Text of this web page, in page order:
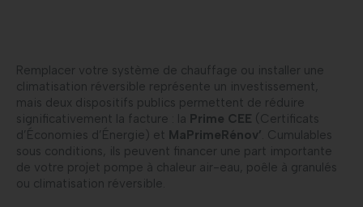
Remplacer votre système de chauffage ou installer une
climatisation réversible représente un investissement,
mais deux dispositifs publics permettent de réduire
significativement la facture : la Prime CEE (Certificats
d’Économies d’Énergie) et MaPrimeRénov’ . Cumulables
sous conditions, ils peuvent financer une part importante
de votre projet pompe à chaleur air-eau, poêle à granulés
ou climatisation réversible.